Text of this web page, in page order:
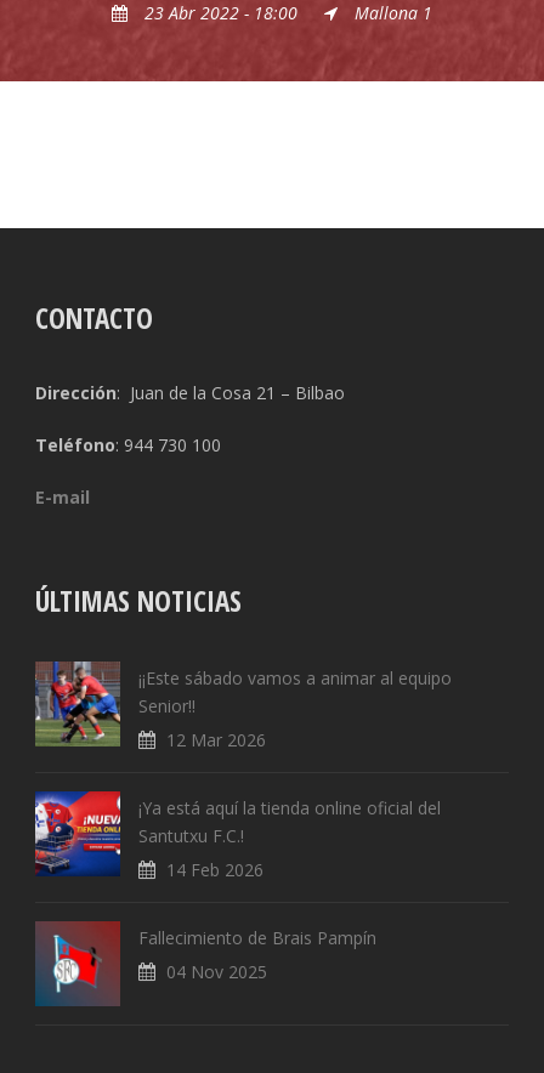
23 Abr 2022 - 18:00 Mallona 1
CONTACTO
Dirección: Juan de la Cosa 21 – Bilbao
Teléfono: 944 730 100
E-mail
ÚLTIMAS NOTICIAS
¡¡Este sábado vamos a animar al equipo
Senior!!
12 Mar 2026
¡Ya está aquí la tienda online oficial del
Santutxu F.C.!
14 Feb 2026
Fallecimiento de Brais Pampín
04 Nov 2025